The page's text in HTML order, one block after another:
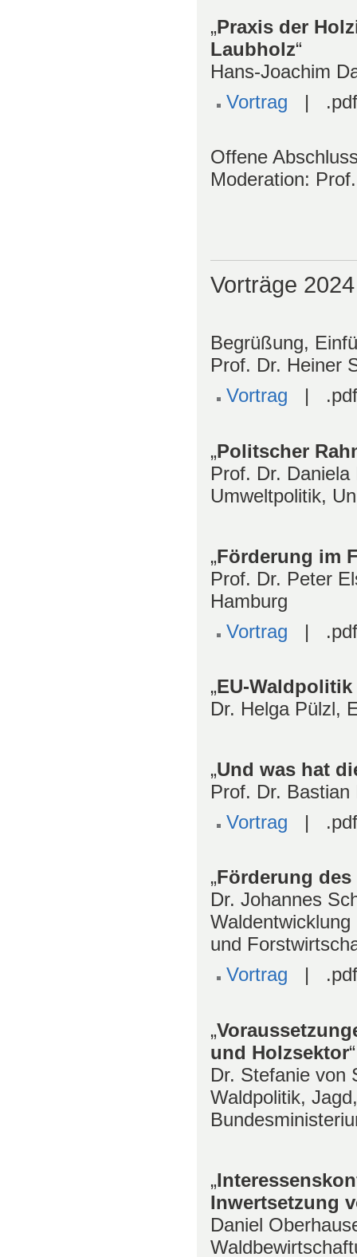
„Praxis der
Laubholz“
Hans-Joachim
Vortrag |
Offene
Moderation:
Vorträge 2024
Begrüßung,
Prof. Dr. Heiner
Vortrag |
„Politscher
Prof. Dr.
Umweltpolitik,
„Förderung im
Prof. Dr. Peter
Hamburg
Vortrag |
„EU-
Dr. Helga Pülzl,
„Und was hat
Prof. Dr.
Vortrag |
„Förderung
Dr. Johannes
und
Vortrag |
„
und Holzsektor“
Dr. Stefanie von
Waldpolitik,
„
Inwertsetzung
Daniel